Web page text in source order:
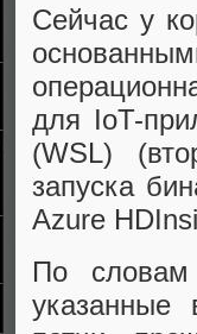
Сейчас у
для IoT-
(WSL)
запуска
Azure
По
указанные